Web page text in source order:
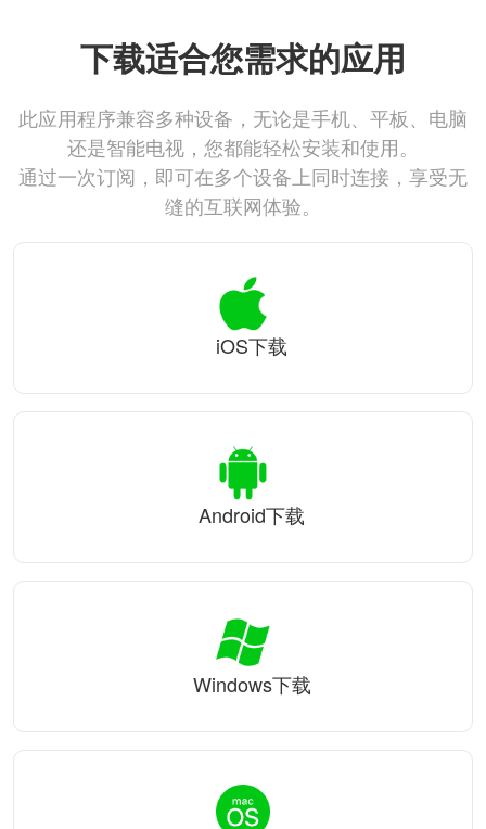
下载适合您需求的应用
此应用程序兼容多种设备，无论是手机、平板、电脑
还是智能电视，您都能轻松安装和使用。
通过一次订阅，即可在多个设备上同时连接，享受无
缝的互联网体验。
iOS下载
Android下载
Windows下载